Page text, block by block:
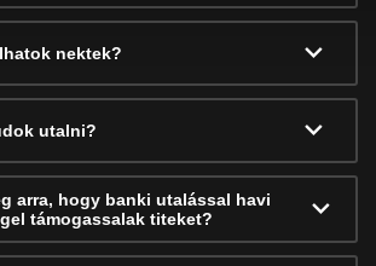
nektek?
utalni?
arra, hogy banki utalással havi
támogassalak titeket?